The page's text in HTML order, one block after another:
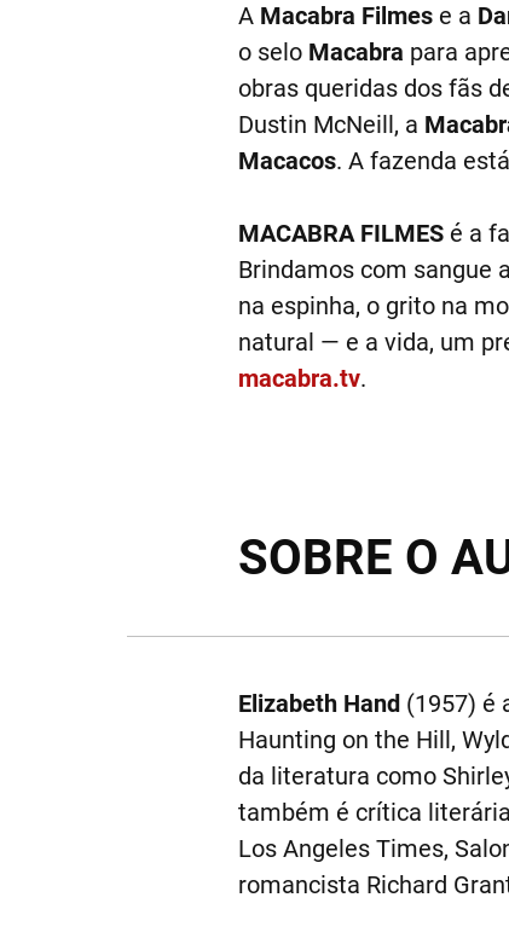
A Macabra Filmese a
o selo Macabra para
obras queridas dos fãs
Dustin McNeill, a
Macacos. A fazenda
MACABRA FILMESé a
Brindamos com sangue
na espinha, o grito na
natural — e a vida, um
macabra.tv.
SOBRE O
Elizabeth Hand(1957) é
Haunting on the Hill,
da literatura como
também é crítica
Los Angeles Times,
romancista Richard